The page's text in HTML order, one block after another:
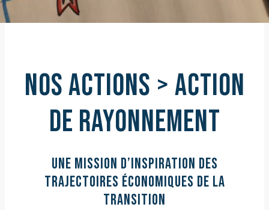
NOS ACTIONS > ACTION
DE RAYONNEMENT
UNE MISSION D’INSPIRATION DES
TRAJECTOIRES ÉCONOMIQUES DE LA
TRANSITION